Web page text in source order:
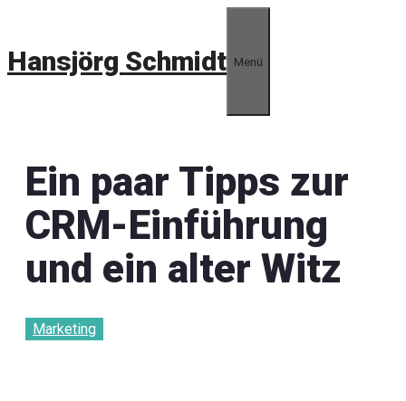
springen
Hansjörg Schmidt Menü
Ein paar Tipps zur
CRM-Einführung
und ein alter Witz
Marketing